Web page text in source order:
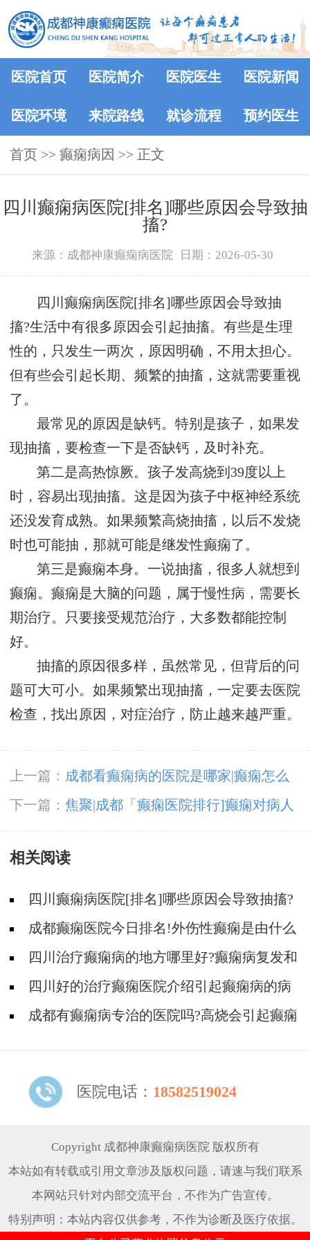
医院首页 医院简介 医院医生 医院新闻
医院环境 来院路线 就诊流程 预约医生
首页 >> 癫痫病因 >> 正文
四川癫痫病医院[排名]哪些原因会导致抽
搐?
来源：成都神康癫痫病医院 日期：2026-05-30
四川癫痫病医院[排名]哪些原因会导致抽
搐?生活中有很多原因会引起抽搐。有些是生理
性的，只发生一两次，原因明确，不用太担心。
但有些会引起长期、频繁的抽搐，这就需要重视
了。
最常见的原因是缺钙。特别是孩子，如果发
现抽搐，要检查一下是否缺钙，及时补充。
第二是高热惊厥。孩子发高烧到39度以上
时，容易出现抽搐。这是因为孩子中枢神经系统
还没发育成熟。如果频繁高烧抽搐，以后不发烧
时也可能抽，那就可能是继发性癫痫了。
第三是癫痫本身。一说抽搐，很多人就想到
癫痫。癫痫是大脑的问题，属于慢性病，需要长
期治疗。只要接受规范治疗，大多数都能控制
好。
抽搐的原因很多样，虽然常见，但背后的问
题可大可小。如果频繁出现抽搐，一定要去医院
检查，找出原因，对症治疗，防止越来越严重。
上一篇： 成都看癫痫病的医院是哪家|癫痫怎么
治疗?
下一篇： 焦聚|成都「癫痫医院排行]癫痫对病人
心理会有何影响?
相关阅读
四川癫痫病医院[排名]哪些原因会导致抽搐?
成都癫痫医院今日排名!外伤性癫痫是由什么
原因引起的?
四川治疗癫痫病的地方哪里好?癫痫病复发和
什么原因有关系?
四川好的治疗癫痫医院介绍引起癫痫病的病
因! 成都有癫痫病专治的医院吗?高烧会引起癫痫
医院电话： 18582519024
Copyright 成都神康癫痫病医院 版权所有
本站如有转载或引用文章涉及版权问题，请速与我们联系
本网站只针对内部交流平台，不作为广告宣传。
特别声明：本站内容仅供参考，不作为诊断及医疗依据。